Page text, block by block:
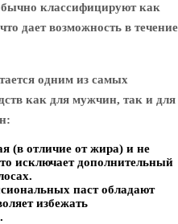
классифицируют как
дает возможность в течение
одним из самых
как для мужчин, так и для
(в отличие от жира) и не
исключает дополнительный
паст обладают
избежать